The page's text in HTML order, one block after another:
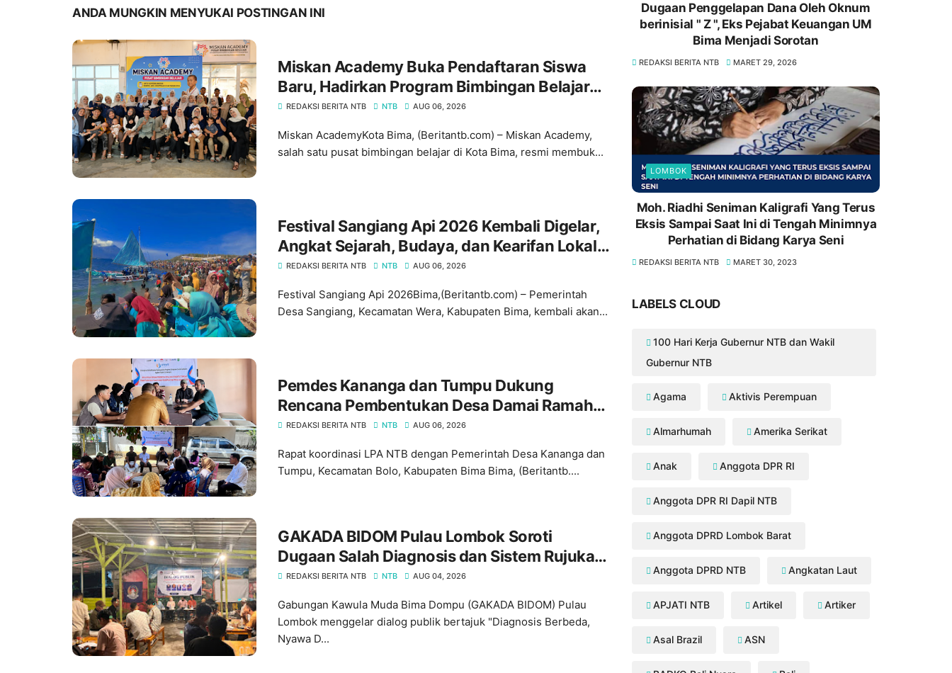
ANDA MUNGKIN MENYUKAI POSTINGAN INI
Miskan Academy Buka Pendaftaran Siswa
Baru, Hadirkan Program Bimbingan Belajar
Lengkap dari Calistung hingga Persiapan
Kedinasan
REDAKSI BERITA NTB NTB AUG 06, 2026
Miskan AcademyKota Bima, (Beritantb.com) – Miskan Academy,
salah satu pusat bimbingan belajar di Kota Bima, resmi membuk...
Festival Sangiang Api 2026 Kembali Digelar,
Angkat Sejarah, Budaya, dan Kearifan Lokal
Pulau Sangiang
REDAKSI BERITA NTB NTB AUG 06, 2026
Festival Sangiang Api 2026Bima,(Beritantb.com) – Pemerintah
Desa Sangiang, Kecamatan Wera, Kabupaten Bima, kembali akan...
Pemdes Kananga dan Tumpu Dukung
Rencana Pembentukan Desa Damai Ramah
Perempuan dan Perlindungan Anak
REDAKSI BERITA NTB NTB AUG 06, 2026
Rapat koordinasi LPA NTB dengan Pemerintah Desa Kananga dan
Tumpu, Kecamatan Bolo, Kabupaten Bima Bima, (Beritantb....
GAKADA BIDOM Pulau Lombok Soroti
Dugaan Salah Diagnosis dan Sistem Rujukan,
Sampaikan Lima Tuntutan kepada Pemprov
REDAKSI BERITA NTB NTB AUG 04, 2026
Gabungan Kawula Muda Bima Dompu (GAKADA BIDOM) Pulau
Lombok menggelar dialog publik bertajuk "Diagnosis Berbeda,
Nyawa D...
Dugaan Penggelapan Dana Oleh Oknum
berinisial " Z ", Eks Pejabat Keuangan UM
Bima Menjadi Sorotan
REDAKSI BERITA NTB MARET 29, 2026
LOMBOK
Moh. Riadhi Seniman Kaligrafi Yang Terus
Eksis Sampai Saat Ini di Tengah Minimnya
Perhatian di Bidang Karya Seni
REDAKSI BERITA NTB MARET 30, 2023
LABELS CLOUD
100 Hari Kerja Gubernur NTB dan Wakil
Gubernur NTB
Agama Aktivis Perempuan
Almarhumah Amerika Serikat
Anak Anggota DPR RI
Anggota DPR RI Dapil NTB
Anggota DPRD Lombok Barat
Anggota DPRD NTB Angkatan Laut
APJATI NTB Artikel Artiker
Asal Brazil ASN